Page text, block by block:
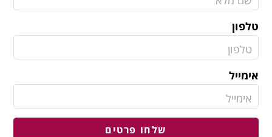
טלפון
אימייל
שלחו פרטים